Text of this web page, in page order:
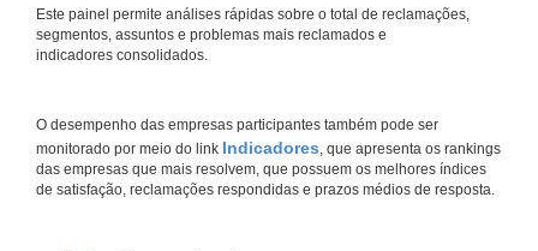
Este painel permite análises rápidas sobre o total de reclamações,
segmentos, assuntos e problemas mais reclamados e
indicadores consolidados.
O desempenho das empresas participantes também pode ser
monitorado por meio do link Indicadores, que apresenta os rankings
das empresas que mais resolvem, que possuem os melhores índices
de satisfação, reclamações respondidas e prazos médios de resposta.